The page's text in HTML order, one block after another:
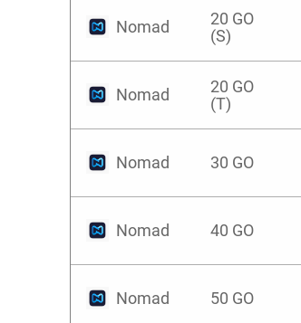
Nomad
20 GO
(S)
Nomad
20 GO
(T)
Nomad 30 GO
Nomad 40 GO
Nomad 50 GO